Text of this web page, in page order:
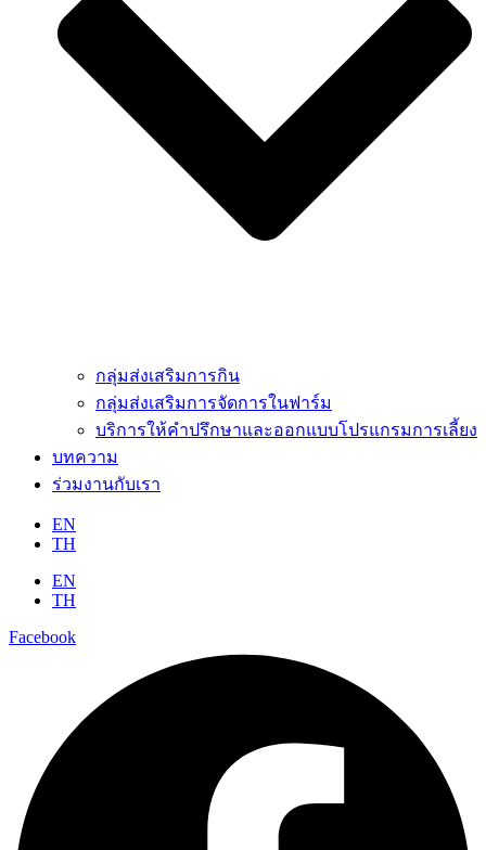
กลุ่มส่งเสริมการกิน
กลุ่มส่งเสริมการจัดการในฟาร์ม
บริการให้คำปรึกษาและออกแบบโปรแกรมการเลี้ยง
บทความ
ร่วมงานกับเรา
EN
TH
EN
TH
Facebook